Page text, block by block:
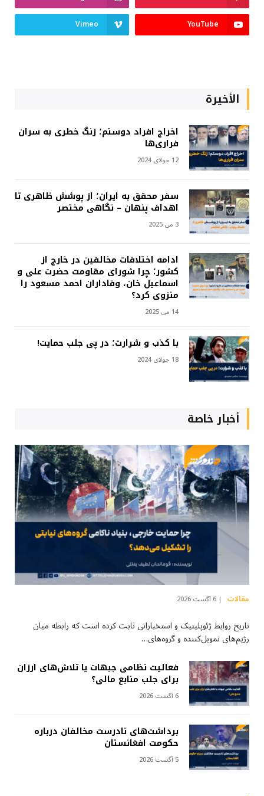
YouTube
Vimeo
الأخيرة
اخراج افراد دوستم؛ زنگ خطری به سران
فراری‌ها
12 جولای 2024
سفر محقق به ایران؛ از پوشش ظاهری تا
اهداف پنهان – نگاهی مختصر
3 می 2025
ادامه اختلافات مخالفین در خارج از
کشور؛ چرا شورای مقاومت حضرت علی و
اسماعیل خان، وفاداران احمد مسعود را
منزوی کرد؟
14 می 2025
با کذب و شرارت؛ در پی جلب حمایت!
18 جولای 2024
أخبار خاصة
مقالات 6 آگست 2026
تاریخ روابط ژئوپلیتیک و استخباراتی ثابت کرده است که رابطه میان
رژیم‌های تمویل‌کننده و گروه‌های…
فعالیت نظامی جبهات یا تلاش‌های ارزان
برای جلب منابع مالی؟
6 آگست 2026
برداشت‌های نادرست مخالفان درباره
حکومت افغانستان
5 آگست 2026